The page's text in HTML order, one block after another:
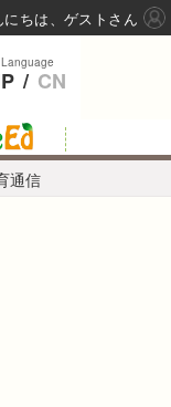
通信
Language
/ CN
にちは、ゲストさん